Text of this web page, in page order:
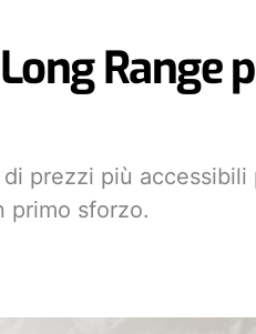
Range
di prezzi più
primo sforzo.